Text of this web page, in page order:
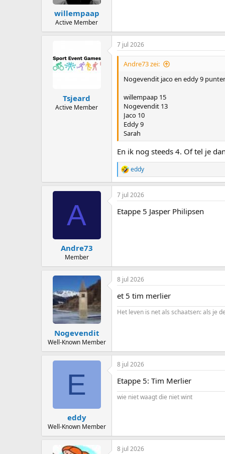
willempaap
Active Member
Tsjeard
Active Member
7 jul 2026
Andre73 zei:
Nogevendit jaco en eddy 9
willempaap 15
Nogevendit 13
Jaco 10
Eddy 9
Sarah
En ik nog steeds 4. Of tel je
R
e
a
c
i
eddy
A
Andre73
Member
7 jul 2026
Etappe 5 Jasper Philipsen
Nogevendit
Well-Known Member
8 jul 2026
et 5 tim merlier
Het leven is net als schaatsen: als je
E
eddy
Well-Known Member
8 jul 2026
Etappe 5: Tim Merlier
wie niet waagt die niet wint
8 jul 2026